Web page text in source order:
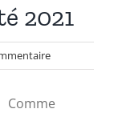
2021
Comme